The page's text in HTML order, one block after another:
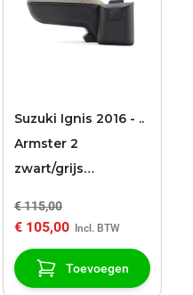
Suzuki Ignis 2016 - ..
Armster 2
zwart/grijs
€ 115,00
€ 105,00
Toevoegen